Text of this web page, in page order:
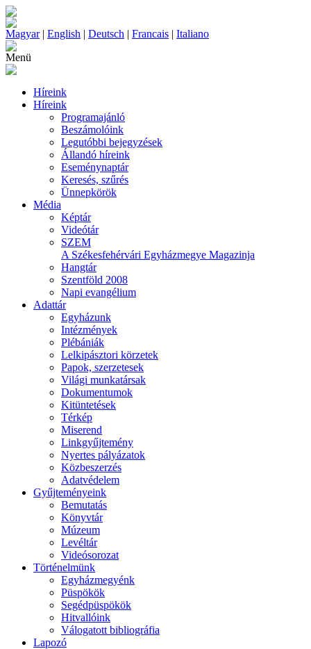
Magyar| English | Deutsch | Francais | Italiano
Menü
Híreink
Híreink
Programajánló
Beszámolóink
Legutóbbi bejegyzések
Állandó híreink
Eseménynaptár
Keresés, szűrés
Ünnepkörök
Média
Képtár
Videótár
SZEM
A Székesfehérvári Egyházmegye Magazinja
Hangtár
Szentföld 2008
Napi evangélium
Adattár
Egyházunk
Intézmények
Plébániák
Lelkipásztori körzetek
Papok, szerzetesek
Világi munkatársak
Dokumentumok
Kitüntetések
Térkép
Miserend
Linkgyűjtemény
Nyertes pályázatok
Közbeszerzés
Adatvédelem
Gyűjteményeink
Bemutatás
Könyvtár
Múzeum
Levéltár
Videósorozat
Történelmünk
Egyházmegyénk
Püspökök
Segédpüspökök
Hitvallóink
Válogatott bibliográfia
Lapozó